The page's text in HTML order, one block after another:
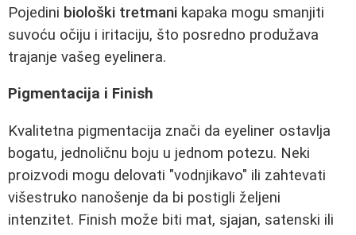
Pojedini biološki tretmani kapaka mogu smanjiti
suvoću očiju i iritaciju, što posredno produžava
trajanje vašeg eyelinera.
Pigmentacija i Finish
Kvalitetna pigmentacija znači da eyeliner ostavlja
bogatu, jednoličnu boju u jednom potezu. Neki
proizvodi mogu delovati "vodnjikavo" ili zahtevati
višestruko nanošenje da bi postigli željeni
intenzitet. Finish može biti mat, sjajan, satenski ili